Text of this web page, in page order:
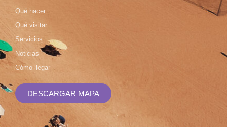
Qué hacer
Qué visitar
Servicios
Noticias
Cómo llegar
DESCARGAR MAPA